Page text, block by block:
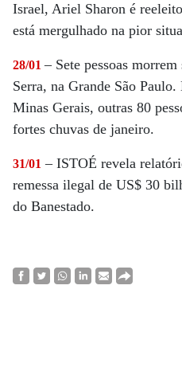
Israel, Ariel Sharon é
está mergulhado na pior
28/01– Sete pessoas
Serra, na Grande São
Minas Gerais, outras 80
fortes chuvas de janeiro.
31/01 – ISTOÉ revela
remessa ilegal de US$ 30
do Banestado.